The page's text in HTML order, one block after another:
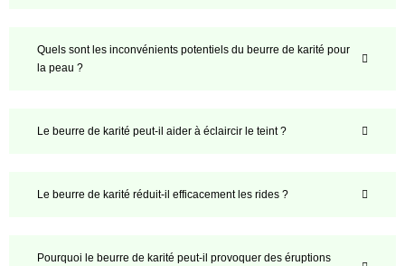
Quels sont les inconvénients potentiels du beurre de karité pour
la peau ?
Le beurre de karité peut-il aider à éclaircir le teint ?
Le beurre de karité réduit-il efficacement les rides ?
Pourquoi le beurre de karité peut-il provoquer des éruptions